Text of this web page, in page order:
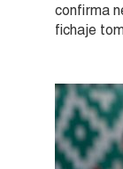
confirma
fichaje